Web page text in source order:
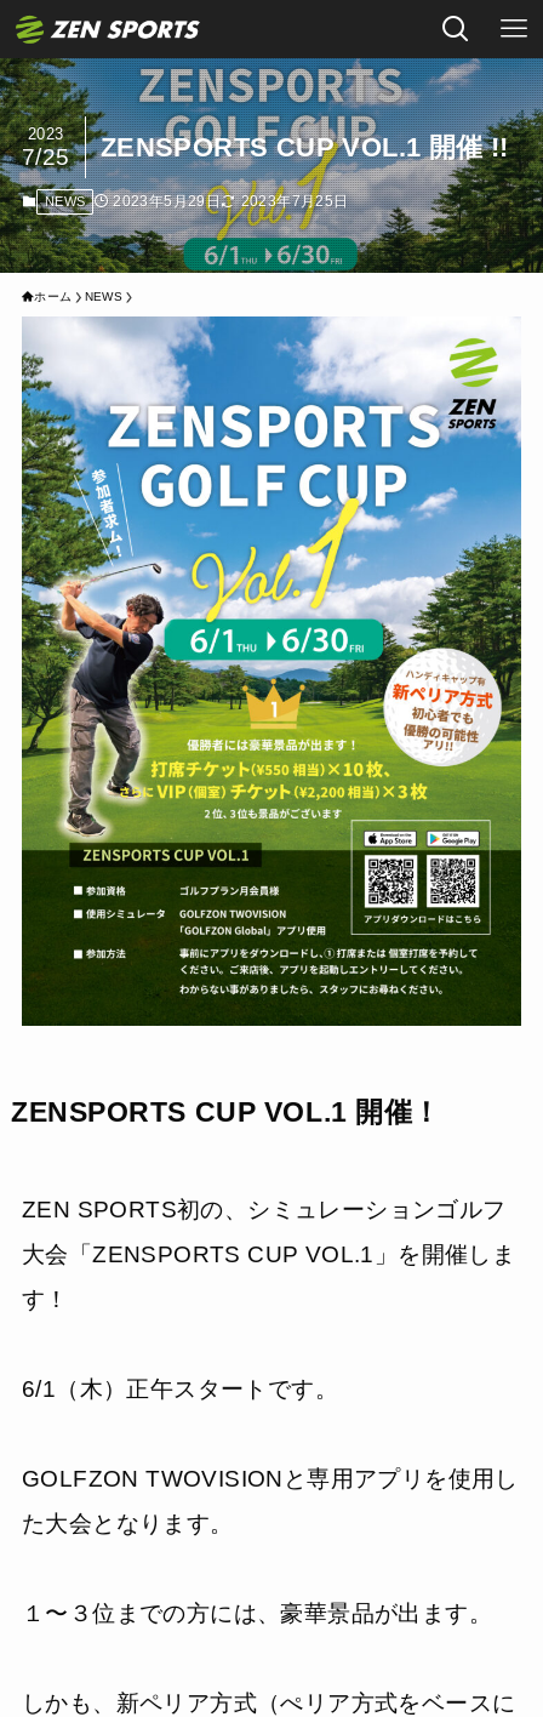
ZENSPORTS CUP VOL.1 開催 !!
2023
7/25
NEWS 2023年5月29日 2023年7月25日
ホーム NEWS
ZENSPORTS CUP VOL.1 開催！
ZEN SPORTS初の、シミュレーションゴルフ
大会「ZENSPORTS CUP VOL.1」を開催しま
す！
6/1（木）正午スタートです。
GOLFZON TWOVISIONと専用アプリを使用し
た大会となります。
１〜３位までの方には、豪華景品が出ます。
しかも、新ペリア方式（ぺリア方式をベースに